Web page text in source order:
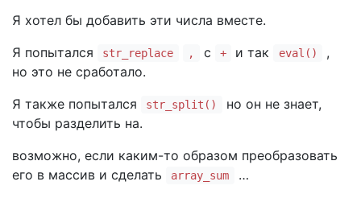
Я хотел бы добавить эти числа вместе.
Я попытался
str_replace , с + и так eval()
,
но это не сработало.
Я также попытался
str_split()
но он не знает,
чтобы разделить на.
возможно, если каким-то образом преобразовать
его в массив и сделать
array_sum
…